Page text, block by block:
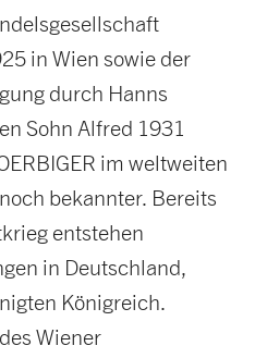
in Wien sowie der
durch Hanns
Sohn Alfred 1931
im weltweiten
bekannter. Bereits
entstehen
in Deutschland,
Königreich.
Wiener